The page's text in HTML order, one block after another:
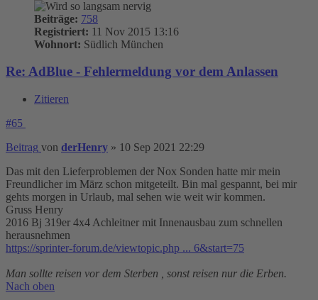
Beiträge: 758
Registriert: 11 Nov 2015 13:16
Wohnort: Südlich München
Re: AdBlue - Fehlermeldung vor dem Anlassen
Zitieren
#65
Beitrag von derHenry » 10 Sep 2021 22:29
Das mit den Lieferproblemen der Nox Sonden hatte mir mein
Freundlicher im März schon mitgeteilt. Bin mal gespannt, bei mir
gehts morgen in Urlaub, mal sehen wie weit wir kommen.
Gruss Henry
2016 Bj 319er 4x4 Achleitner mit Innenausbau zum schnellen
herausnehmen
https://sprinter-forum.de/viewtopic.php ... 6&start=75
Man sollte reisen vor dem Sterben , sonst reisen nur die Erben.
Nach oben